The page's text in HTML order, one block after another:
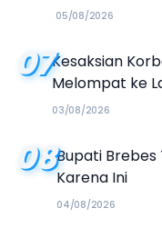
05/08/2026
07Kesaksian
Melompat ke
03/08/2026
08Bupati
Karena Ini
04/08/2026